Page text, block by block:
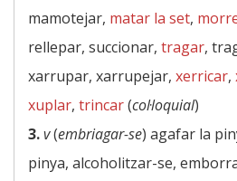
mamotejar, matar la set,
rellepar, succionar, tragar,
xarrupar, xarrupejar, xerricar,
xuplar, trincar(col·loquial)
3.v(embriagar-se) agafar la
pinya, alcoholitzar-se,